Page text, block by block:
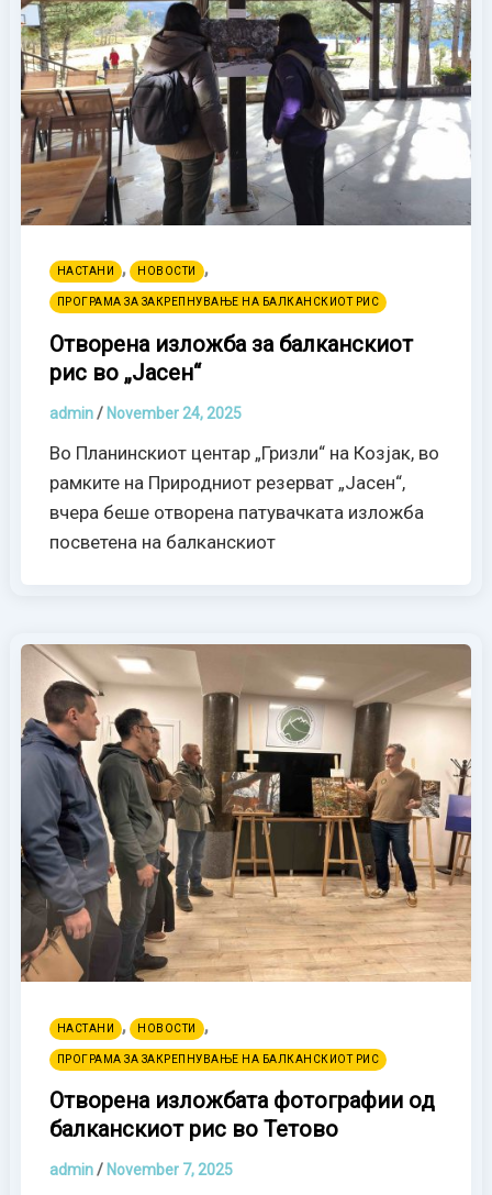
НАСТАНИ , НОВОСТИ ,
ПРОГРАМА ЗА ЗАКРЕПНУВАЊЕ НА БАЛКАНСКИОТ РИС
Отворена изложба за балканскиот
рис во „Јасен“
admin/ November 24, 2025
Во Планинскиот центар „Гризли“ на Козјак, во
рамките на Природниот резерват „Јасен“,
вчера беше отворена патувачката изложба
посветена на балканскиот
НАСТАНИ , НОВОСТИ ,
ПРОГРАМА ЗА ЗАКРЕПНУВАЊЕ НА БАЛКАНСКИОТ РИС
Отворена изложбата фотографии од
балканскиот рис во Тетово
admin/ November 7, 2025